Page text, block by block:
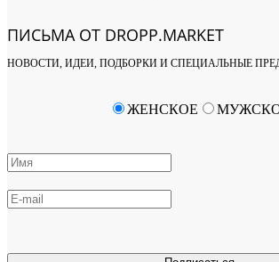
ПИСЬМА ОТ DROPP.MARKET
НОВОСТИ, ИДЕИ, ПОДБОРКИ И СПЕЦИАЛЬНЫЕ
ЖЕНСКОЕ